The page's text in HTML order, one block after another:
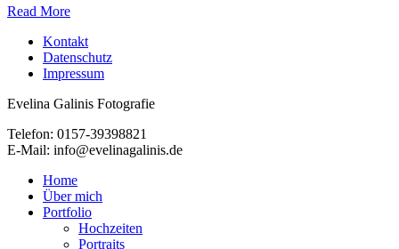
Read More
Kontakt
Datenschutz
Impressum
Evelina Galinis Fotografie
Telefon: 0157-39398821
E-Mail: info@evelinagalinis.de
Close
Menu
Home
Über mich
Portfolio
Hochzeiten
Portraits